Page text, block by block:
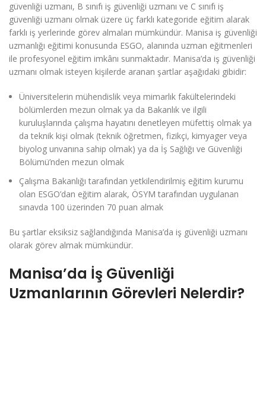
güvenliği uzmanı, B sınıfı iş güvenliği uzmanı ve C sınıfı iş
güvenliği uzmanı olmak üzere üç farklı kategoride eğitim alarak
farklı iş yerlerinde görev almaları mümkündür. Manisa iş güvenliği
uzmanlığı eğitimi konusunda ESGO, alanında uzman eğitmenleri
ile profesyonel eğitim imkânı sunmaktadır. Manisa’da iş güvenliği
uzmanı olmak isteyen kişilerde aranan şartlar aşağıdaki gibidir:
Üniversitelerin mühendislik veya mimarlık fakültelerindeki
bölümlerden mezun olmak ya da Bakanlık ve ilgili
kuruluşlarında çalışma hayatını denetleyen müfettiş olmak ya
da teknik kişi olmak (teknik öğretmen, fizikçi, kimyager veya
biyolog unvanına sahip olmak) ya da İş Sağlığı ve Güvenliği
Bölümü’nden mezun olmak
Çalışma Bakanlığı tarafından yetkilendirilmiş eğitim kurumu
olan ESGO’dan eğitim alarak, ÖSYM tarafından uygulanan
sınavda 100 üzerinden 70 puan almak
Bu şartlar eksiksiz sağlandığında Manisa’da iş güvenliği uzmanı
olarak görev almak mümkündür.
Manisa’da İş Güvenliği
Uzmanlarının Görevleri Nelerdir?